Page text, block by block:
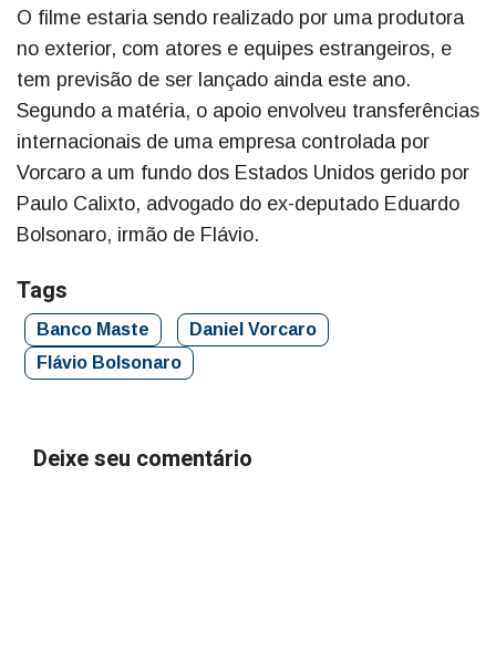
O filme estaria sendo realizado por uma produtora
no exterior, com atores e equipes estrangeiros, e
tem previsão de ser lançado ainda este ano.
Segundo a matéria, o apoio envolveu transferências
internacionais de uma empresa controlada por
Vorcaro a um fundo dos Estados Unidos gerido por
Paulo Calixto, advogado do ex-deputado Eduardo
Bolsonaro, irmão de Flávio.
Tags
Banco Maste
Daniel Vorcaro
Flávio Bolsonaro
Deixe seu comentário